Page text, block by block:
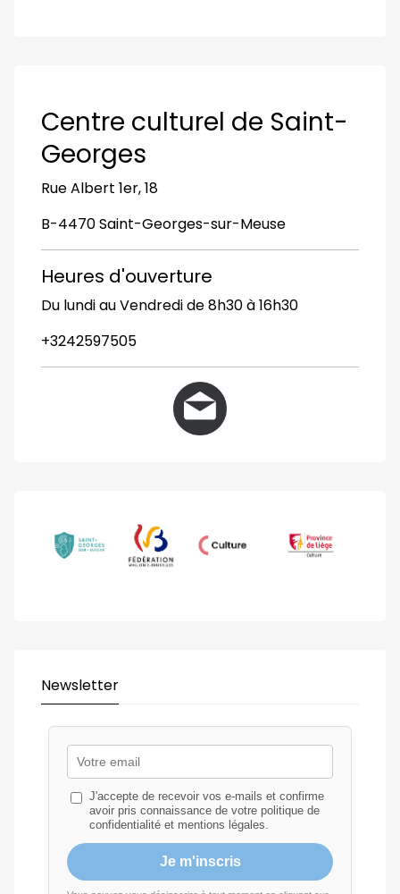
Centre culturel de Saint-
Georges
Rue Albert 1er, 18
B-4470 Saint-Georges-sur-Meuse
Heures d'ouverture
Du lundi au Vendredi de 8h30 à 16h30
+3242597505
Newsletter